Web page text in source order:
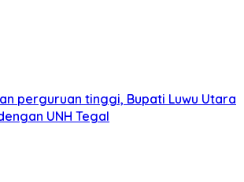
perguruan tinggi, Bupati Luwu Utara
UNH Tegal